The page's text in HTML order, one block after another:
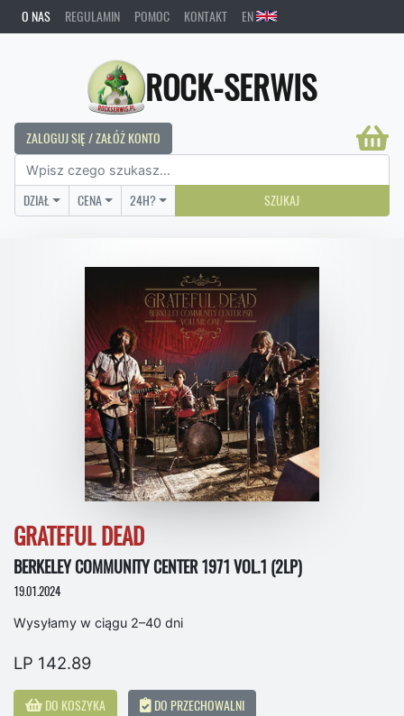
O NAS REGULAMIN POMOC KONTAKT EN
ROCK-SERWIS
ZALOGUJ SIĘ / ZAŁÓŻ KONTO
DZIAŁ CENA 24H? SZUKAJ
GRATEFUL DEAD
BERKELEY COMMUNITY CENTER 1971 VOL.1 (2LP)
19.01.2024
Wysyłamy w ciągu 2–40 dni
LP 142.89
DO KOSZYKA DO PRZECHOWALNI